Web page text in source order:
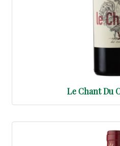
Le Chant Du